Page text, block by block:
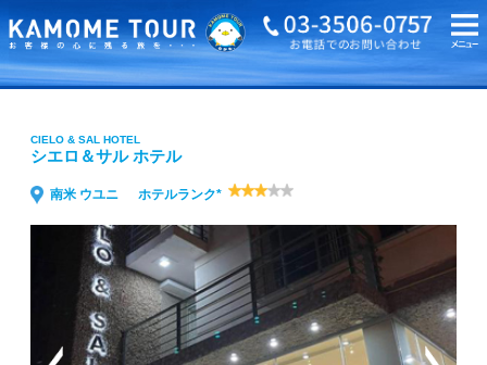
海外旅行・ツアーTOP CIELO & SAL HOTEL シエロ＆サル ホテル
CIELO & SAL HOTEL
シエロ＆サル ホテル
南米 ウユニ ホテルランク*